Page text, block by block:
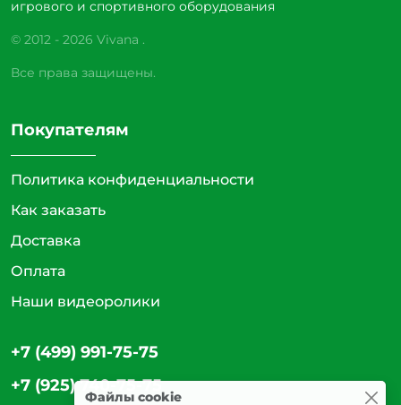
игрового и спортивного оборудования
© 2012 - 2026 Vivana .
Все права защищены.
Покупателям
Политика конфиденциальности
Как заказать
Доставка
Оплата
Наши видеоролики
+7 (499) 991-75-75
+7 (925) 740-75-75
Файлы cookie